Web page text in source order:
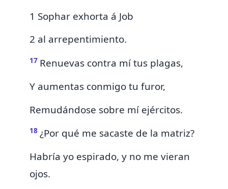
1 Sophar exhorta á Job
2 al arrepentimiento.
17 Renuevas contra mí tus plagas,
Y aumentas conmigo tu furor,
Remudándose sobre mí ejércitos.
18 ¿Por qué me sacaste de la matriz?
Habría yo espirado, y no me vieran
ojos.